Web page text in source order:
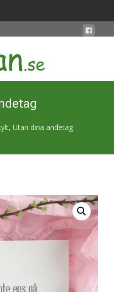
Utan dina andetag